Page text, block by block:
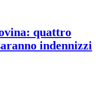
quattro
indennizzi